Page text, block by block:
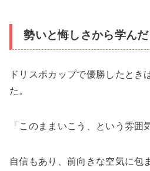
勢いと悔しさから学んだ
ドリスポカップで優勝したとき
た。
「このままいこう、という雰囲
自信もあり、前向きな空気に包